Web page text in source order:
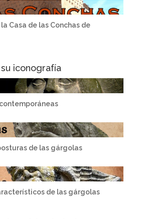
Casa de las Conchas de
iconografía
de las gárgolas
de las gárgolas